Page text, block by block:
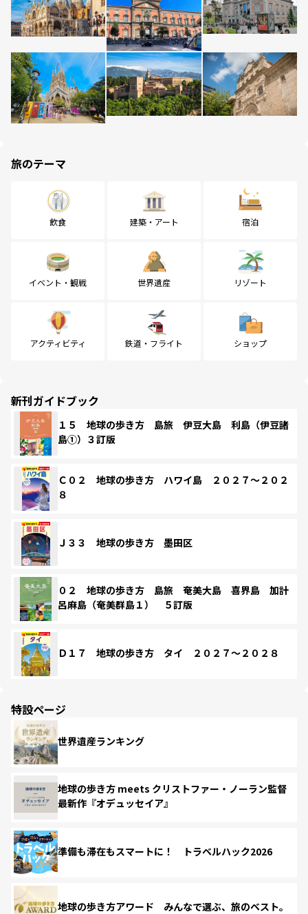
旅のテーマ
飲食 建築・アート 宿泊
イベント・観戦 世界遺産 リゾート
アクティビティ 鉄道・フライト ショップ
新刊ガイドブック
１５ 地球の歩き方 島旅 伊豆大島 利島（伊豆諸
島①）３訂版
Ｃ０２ 地球の歩き方 ハワイ島 ２０２７～２０２
８
Ｊ３３ 地球の歩き方 墨田区
０２ 地球の歩き方 島旅 奄美大島 喜界島 加計
呂麻島（奄美群島１） ５訂版
Ｄ１７ 地球の歩き方 タイ ２０２７～２０２８
特設ページ
世界遺産ランキング
地球の歩き方 meets クリストファー・ノーラン監督
最新作『オデュッセイア』
準備も滞在もスマートに！ トラベルハック2026
地球の歩き方アワード みんなで選ぶ、旅のベスト。